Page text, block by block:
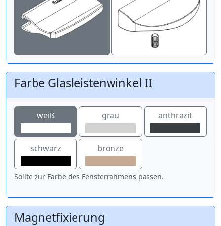
Farbe Glasleistenwinkel II
weiß grau anthrazit
schwarz bronze
Sollte zur Farbe des Fensterrahmens passen.
Magnetfixierung